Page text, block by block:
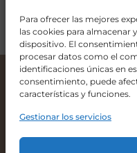
Para ofrecer las mejores
las cookies para almacenar
dispositivo. El
procesar datos como el
identificaciones únicas en
consentimiento, puede
características y funciones.
Gestionar los servicios
Bañera
130,00 €
Color
Alimentación
Hogar
Viajar
info@donacoletas.com
+34 91 626 62 75
Accesorios para bebés